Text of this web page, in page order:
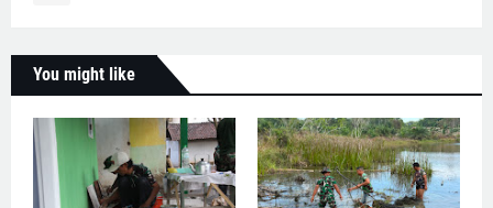
You might like